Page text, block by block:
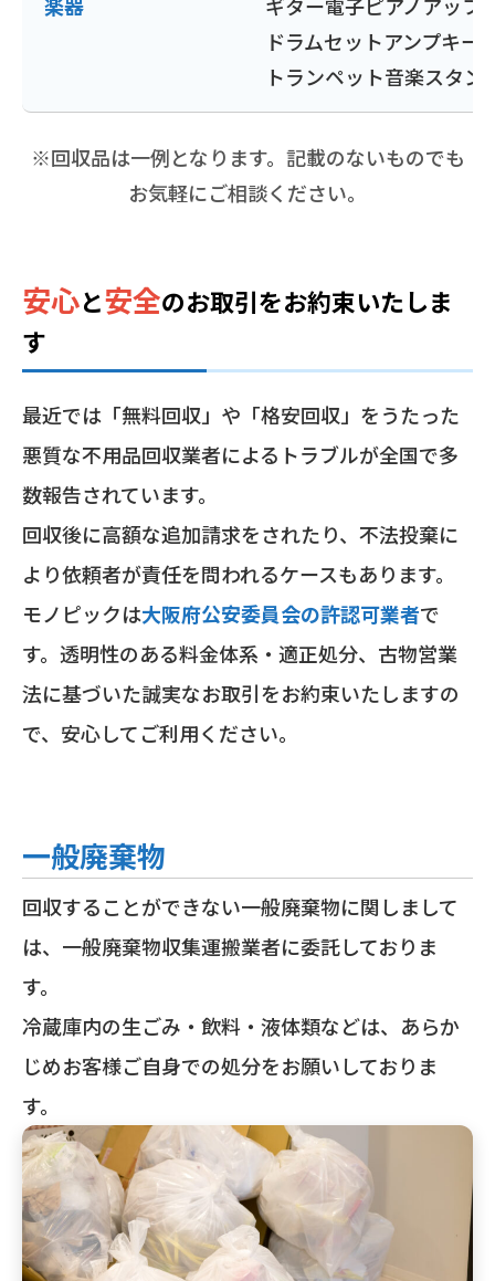
ドラムセットアンプキー
トランペット音楽スタン
※回収品は一例となります。記載のないものでも
お気軽にご相談ください。
安心と安全のお取引をお約束いたしま
す
最近では「無料回収」や「格安回収」をうたった
悪質な不用品回収業者によるトラブルが全国で多
数報告されています。
回収後に高額な追加請求をされたり、不法投棄に
より依頼者が責任を問われるケースもあります。
モノピックは大阪府公安委員会の許認可業者で
す。透明性のある料金体系・適正処分、古物営業
法に基づいた誠実なお取引をお約束いたしますの
で、安心してご利用ください。
一般廃棄物
回収することができない一般廃棄物に関しまして
は、一般廃棄物収集運搬業者に委託しておりま
す。
冷蔵庫内の生ごみ・飲料・液体類などは、あらか
じめお客様ご自身での処分をお願いしておりま
す。